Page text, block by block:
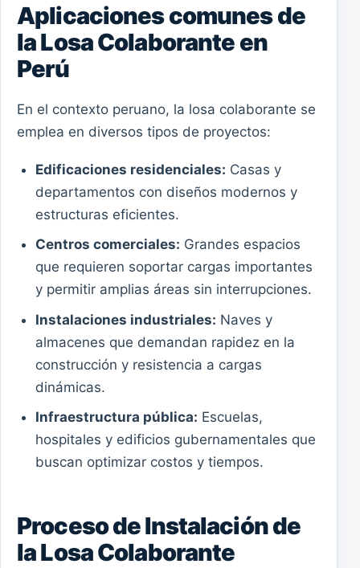
Aplicaciones comunes de
la Losa Colaborante en
Perú
En el contexto peruano, la losa colaborante se
emplea en diversos tipos de proyectos:
Edificaciones residenciales: Casas y
departamentos con diseños modernos y
estructuras eficientes.
Centros comerciales: Grandes espacios
que requieren soportar cargas importantes
y permitir amplias áreas sin interrupciones.
Instalaciones industriales: Naves y
almacenes que demandan rapidez en la
construcción y resistencia a cargas
dinámicas.
Infraestructura pública: Escuelas,
hospitales y edificios gubernamentales que
buscan optimizar costos y tiempos.
Proceso de Instalación de
la Losa Colaborante